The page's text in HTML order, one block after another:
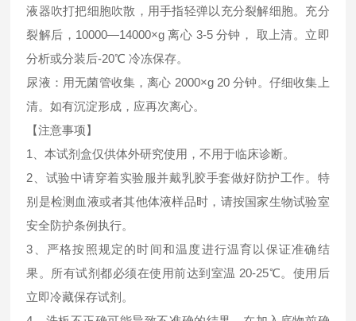
液器吹打把细胞吹散，用手指轻弹以充分裂解细胞。充分
裂解后，10000—14000×g 离心 3-5 分钟， 取上清。立即
分析或分装后-20℃ 冷冻保存。
尿液：用无菌管收集，离心 2000×g 20 分钟。仔细收集上
清。如有沉淀形成，应再次离心。
【注意事项】
1、本试剂盒仅供体外研究使用，不用于临床诊断。
2、试验中请穿着实验服并戴乳胶手套做好防护工作。特
别是检测血液或者其他体液样品时，请按国家生物试验室
安全防护条例执行。
3、严格按照规定的时间和温度进行温育以保证准确结
果。所有试剂都必须在使用前达到室温 20-25℃。使用后
立即冷藏保存试剂。